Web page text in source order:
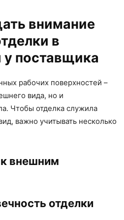
внимание
в
у поставщика
рабочих поверхностей –
вида, но и
Чтобы отделка служила
важно учитывать несколько
к внешним
отделки